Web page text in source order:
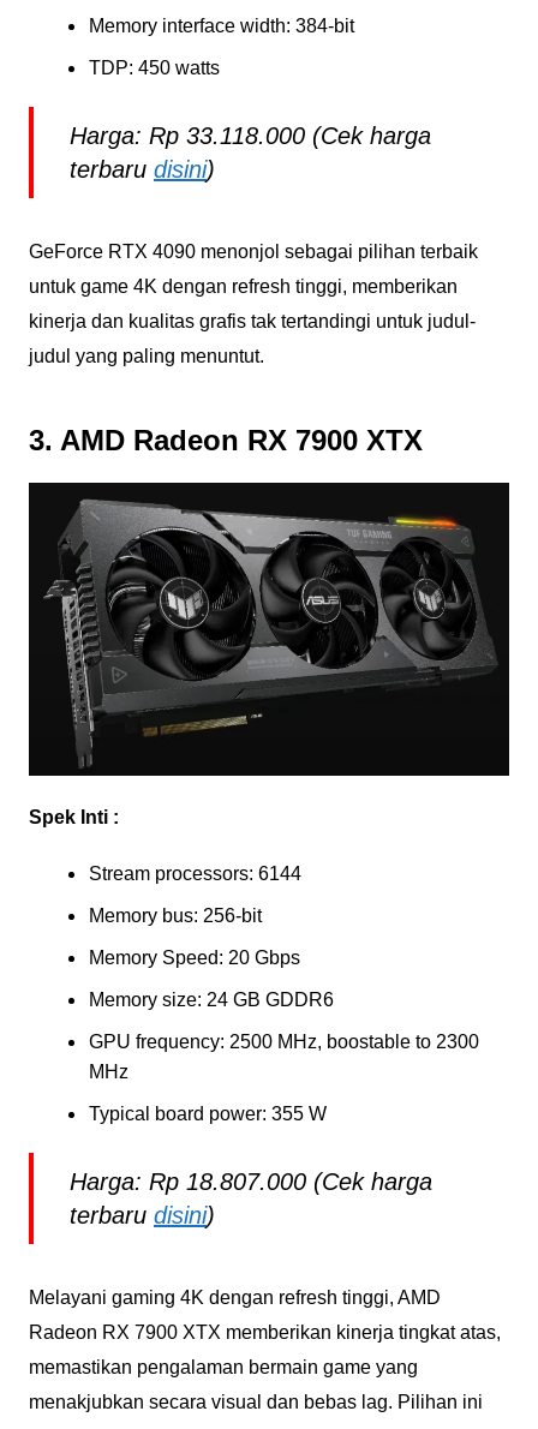
Memory interface width: 384-bit
TDP: 450 watts
Harga: Rp 33.118.000 (Cek harga
terbaru disini)
GeForce RTX 4090 menonjol sebagai pilihan terbaik
untuk game 4K dengan refresh tinggi, memberikan
kinerja dan kualitas grafis tak tertandingi untuk judul-
judul yang paling menuntut.
3. AMD Radeon RX 7900 XTX
Spek Inti :
Stream processors: 6144
Memory bus: 256-bit
Memory Speed: 20 Gbps
Memory size: 24 GB GDDR6
GPU frequency: 2500 MHz, boostable to 2300
MHz
Typical board power: 355 W
Harga: Rp 18.807.000 (Cek harga
terbaru disini)
Melayani gaming 4K dengan refresh tinggi, AMD
Radeon RX 7900 XTX memberikan kinerja tingkat atas,
memastikan pengalaman bermain game yang
menakjubkan secara visual dan bebas lag. Pilihan ini